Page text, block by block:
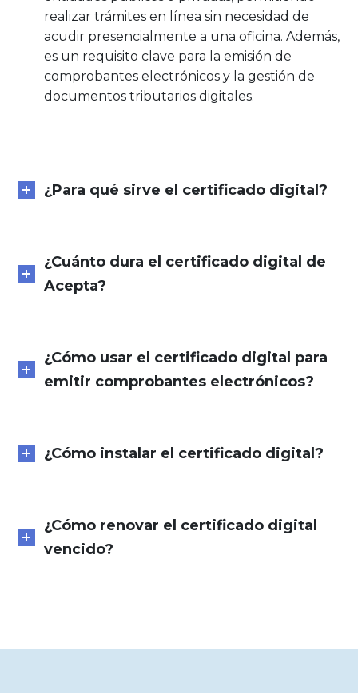
realizar trámites en línea sin necesidad de
acudir presencialmente a una oficina. Además,
es un requisito clave para la emisión de
comprobantes electrónicos y la gestión de
documentos tributarios digitales.
¿Para qué sirve el certificado digital?
¿Cuánto dura el certificado digital de
Acepta?
¿Cómo usar el certificado digital para
emitir comprobantes electrónicos?
¿Cómo instalar el certificado digital?
¿Cómo renovar el certificado digital
vencido?